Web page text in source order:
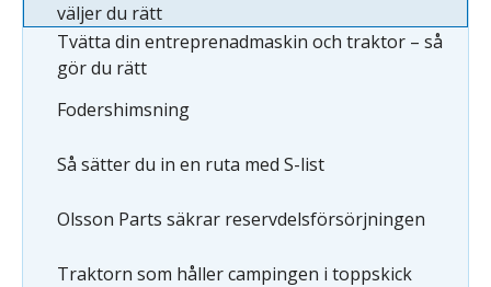
väljer du rätt
Tvätta din entreprenadmaskin och traktor – så
gör du rätt
Fodershimsning
Så sätter du in en ruta med S-list
Olsson Parts säkrar reservdelsförsörjningen
Traktorn som håller campingen i toppskick